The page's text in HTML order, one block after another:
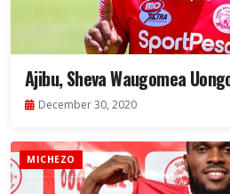
Ajibu, Sheva Waugomea
December 30, 2020
MICHEZO